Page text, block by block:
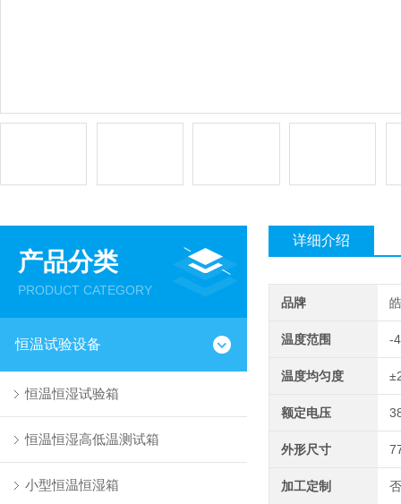
产品分类
PRODUCT CATEGORY
恒温试验设备
恒温恒湿试验箱
恒温恒湿高低温测试箱
小型恒温恒湿箱
详细介绍
品牌
温度范围 -
温度均匀度
额定电压
外形尺寸
加工定制